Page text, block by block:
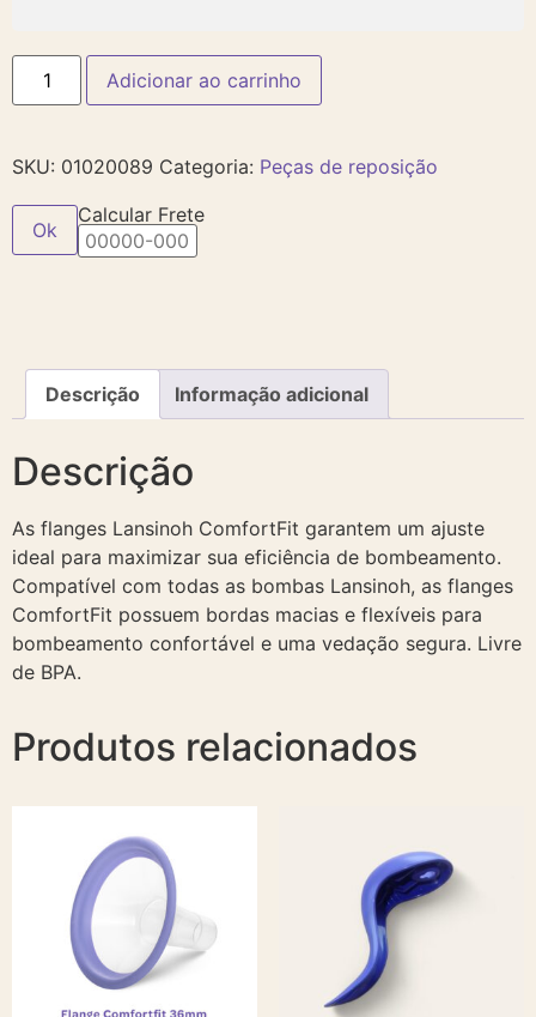
Adicionar ao carrinho
SKU: 01020089 Categoria: Peças de reposição
Calcular Frete
Ok
Descrição Informação adicional
Descrição
As flanges Lansinoh ComfortFit garantem um ajuste
ideal para maximizar sua eficiência de bombeamento.
Compatível com todas as bombas Lansinoh, as flanges
ComfortFit possuem bordas macias e flexíveis para
bombeamento confortável e uma vedação segura. Livre
de BPA.
Produtos relacionados